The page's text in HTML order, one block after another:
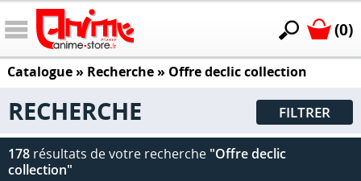
(0)
Catalogue» Recherche » Offre declic collection
RECHERCHE FILTRER
178 résultats de votre recherche "Offre declic
collection"